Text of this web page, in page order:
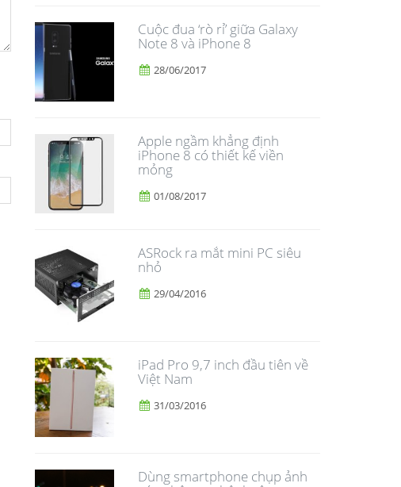
​Cuộc đua ‘rò rỉ’ giữa Galaxy
Note 8 và iPhone 8
28/06/2017
Apple ngầm khẳng định
iPhone 8 có thiết kế viền
mỏng
01/08/2017
ASRock ra mắt mini PC siêu
nhỏ
29/04/2016
iPad Pro 9,7 inch đầu tiên về
Việt Nam
31/03/2016
Dùng smartphone chụp ảnh